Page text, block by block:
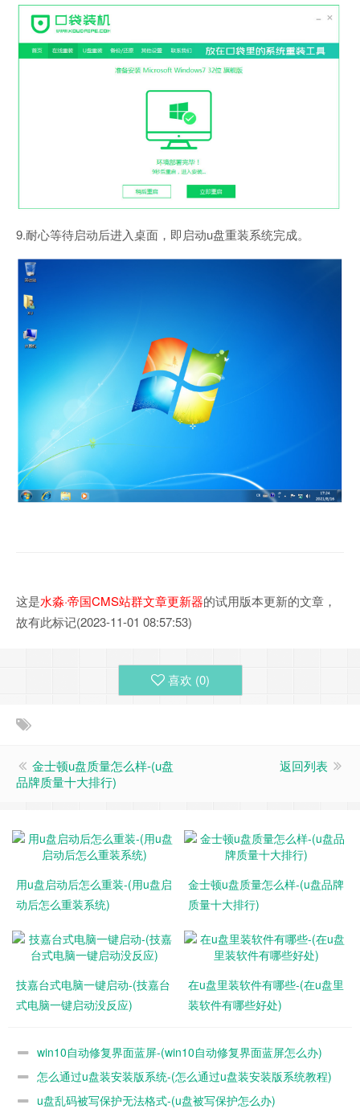
9.耐心等待启动后进入桌面，即启动u盘重装系统完成。
这是水淼·帝国CMS站群文章更新器的试用版本更新的文章，
故有此标记(2023-11-01 08:57:53)
喜欢 (0)
金士顿u盘质量怎么样-(u盘
品牌质量十大排行)
返回列表
用u盘启动后怎么重装-(用u盘启
动后怎么重装系统)
金士顿u盘质量怎么样-(u盘品牌
质量十大排行)
技嘉台式电脑一键启动-(技嘉台
式电脑一键启动没反应)
在u盘里装软件有哪些-(在u盘里
装软件有哪些好处)
win10自动修复界面蓝屏-(win10自动修复界面蓝屏怎么办)
怎么通过u盘装安装版系统-(怎么通过u盘装安装版系统教程)
u盘乱码被写保护无法格式-(u盘被写保护怎么办)